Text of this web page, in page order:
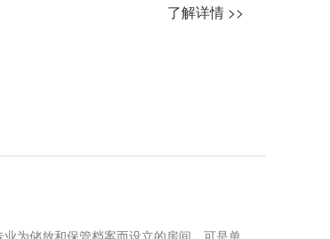
了解详情 >>
为储放和保管档案而设立的房间，可是单